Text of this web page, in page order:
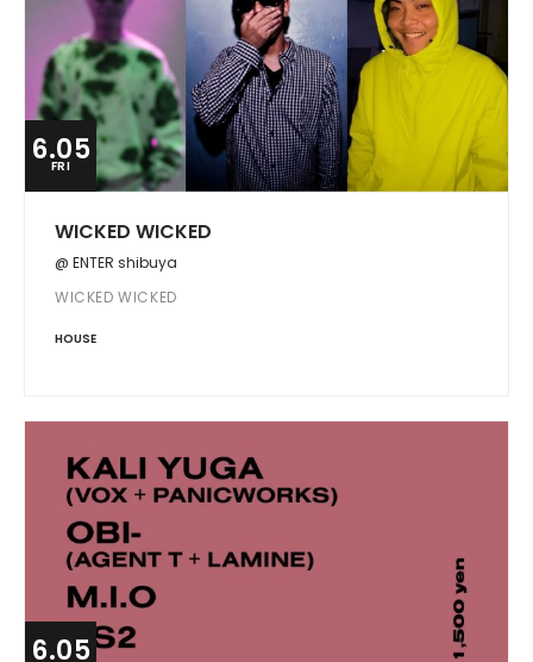
6.05
FRI
WICKED WICKED
@ ENTER shibuya
WICKED WICKED
HOUSE
6.05